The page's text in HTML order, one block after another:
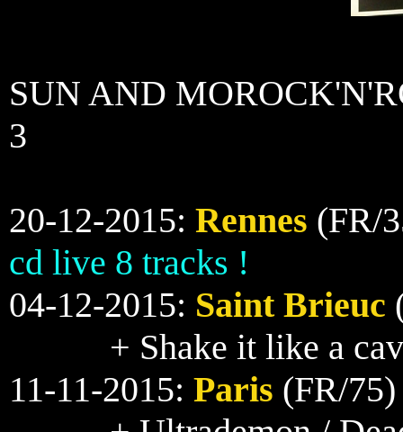
SUN AND
3
20-12-2015: Rennes (FR/
cd live 8 tracks !
04-12-2015: Saint Brieuc
+ Shake it like a
11-11-2015: Paris (FR/